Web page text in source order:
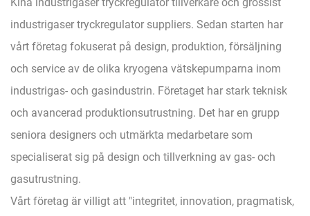
industrigaser tryckregulator suppliers. Sedan starten har
vårt företag fokuserat på design, produktion, försäljning
och service av de olika kryogena vätskepumparna inom
industrigas- och gasindustrin. Företaget har stark teknisk
och avancerad produktionsutrustning. Det har en grupp
seniora designers och utmärkta medarbetare som
specialiserat sig på design och tillverkning av gas- och
gasutrustning.
Vårt företag är villigt att "integritet, innovation, pragmatisk,